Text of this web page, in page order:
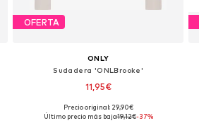
OFERTA
ONLY
Sudadera 'ONLBrooke'
11,95€
+38
Tallas disponibles: XS, S, M, L, XXXL
Precio original: 29,90€
Último precio más bajo:19,12€-37%